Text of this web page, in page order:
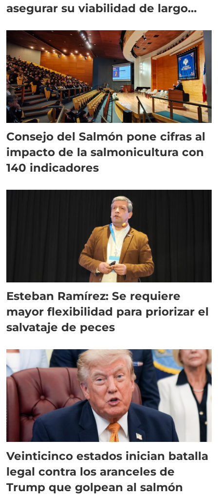
asegurar su viabilidad de largo
Consejo del Salmón pone cifras al
impacto de la salmonicultura con
140 indicadores
Esteban Ramírez: Se requiere
mayor flexibilidad para priorizar el
salvataje de peces
Veinticinco estados inician batalla
legal contra los aranceles de
Trump que golpean al salmón